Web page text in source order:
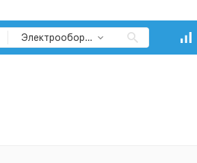
Электрооборудование